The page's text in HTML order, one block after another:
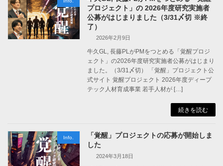
プロジェクト」の 2026年度研究実施者
公募がはじまりました（3/31〆切 ※終
了）
2026年2月9日
牛久GL, 長藤PLがPMをつとめる「覚醒プロジ
ェクト」の2026年度研究実施者公募がはじまり
ました。（3/31〆切） 「覚醒」プロジェクト公
式サイト 覚醒プロジェクト 2026年度ディープ
テック人材育成事業 若手人材が […]
続きを読む
Info.
「覚醒」プロジェクトの応募が開始しま
した
2024年3月18日